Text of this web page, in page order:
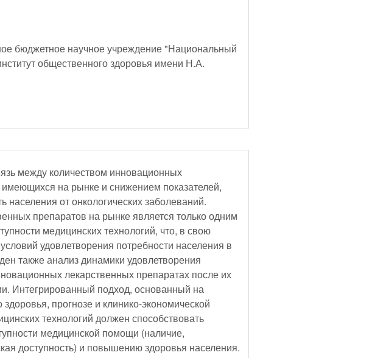
бюджетное научное учреждение "Национальный
общественного здоровья имени Н.А.
между количеством инновационных
на рынке и снижением показателей,
населения от онкологических заболеваний.
препаратов на рынке является только одним
медицинских технологий, что, в свою
удовлетворения потребности населения в
также анализ динамики удовлетворения
лекарственных препаратах после их
на
прогнозе и клинико-экономической
технологий должен способствовать
медицинской помощи (наличие,
доступность) и повышению здоровья населения.